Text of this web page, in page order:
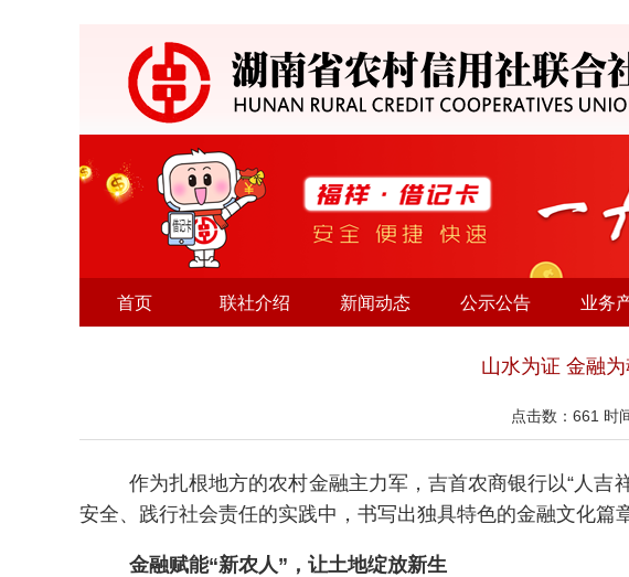
首页 联社介绍 新闻动态 公示公告 业务
山水为证 金融
点击数： 661 时
作为扎根地方的农村金融主力军，吉首农商银行以“人
安全、践行社会责任的实践中，书写出独具特色的金融文化篇章
金融赋能“新农人”，让土地绽放新生